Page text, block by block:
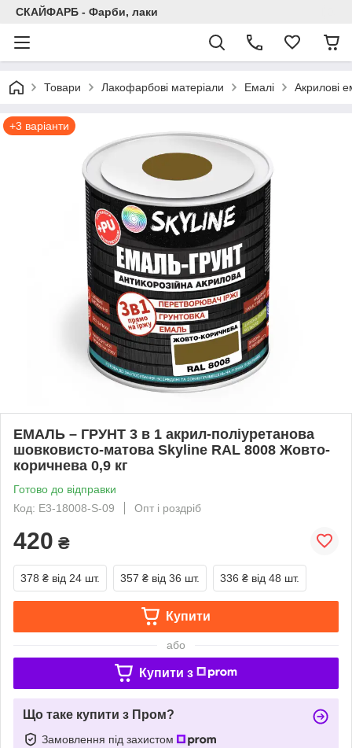
СКАЙФАРБ - Фарби, лаки
Товари Лакофарбові матеріали Емалі Акрилові
+3 варіанти
ЕМАЛЬ – ГРУНТ 3 в 1 акрил-поліуретанова
шовковисто-матова Skyline RAL 8008 Жовто-
коричнева 0,9 кг
Готово до відправки
Код: E3-18008-S-09
Опт і роздріб
420 ₴
378 ₴ від 24 шт. 357 ₴ від 36 шт. 336 ₴ від 48 шт.
Купити
або
Купити з
Що таке купити з Пром?
Замовлення під захистом